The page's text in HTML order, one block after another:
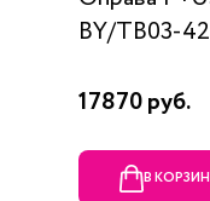
BY/TB03-42
17870 руб.
В